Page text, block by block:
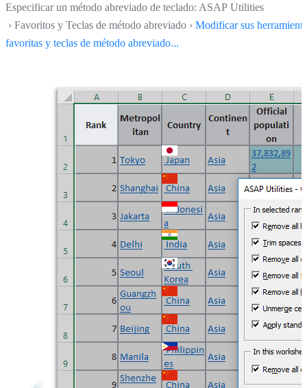
Especificar un método abreviado de teclado: ASAP Utilities
› Favoritos y Teclas de método abreviado › Modificar sus
favoritas y teclas de método abreviado...